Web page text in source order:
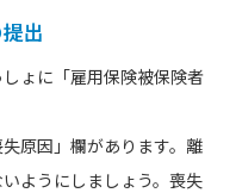
出
ょに「雇用保険被保険者
原因」欄があります。離
ようにしましょう。喪失